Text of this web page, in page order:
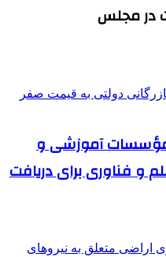
در مجلس
مؤسسات آموزشی و
و فناوری برای دریافت